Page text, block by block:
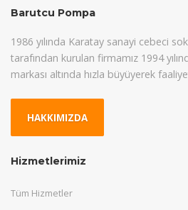
Barutcu Pompa
1986 yılında Karatay sanayi cebeci
tarafından kurulan firmamız 1994
markası altında hızla büyüyerek
HAKKIMIZDA
Hizmetlerimiz
Tüm Hizmetler